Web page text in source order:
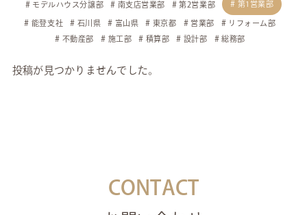
モデルハウス分譲部 南支店営業部 第2営業部 第1営業部
能登支社 石川県 富山県 東京都 営業部 リフォーム部
不動産部 施工部 積算部 設計部 総務部
投稿が見つかりませんでした。
CONTACT